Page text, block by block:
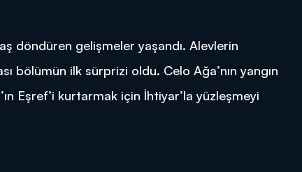
döndüren gelişmeler yaşandı. Alevlerin
bölümün ilk sürprizi oldu. Celo Ağa’nın yangın
Eşref’i kurtarmak için İhtiyar’la yüzleşmeyi